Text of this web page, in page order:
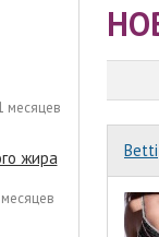
месяцев
жира
Betti